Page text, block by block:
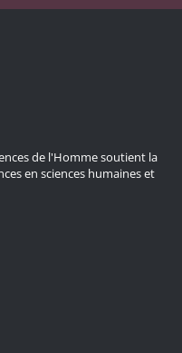
de l'Homme soutient la
en sciences humaines et